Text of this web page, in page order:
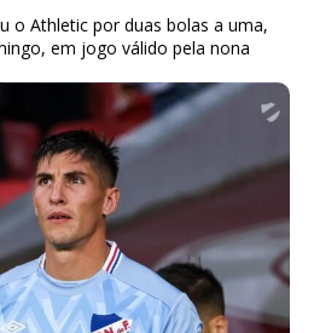
o Athletic por duas bolas a uma,
em jogo válido pela nona